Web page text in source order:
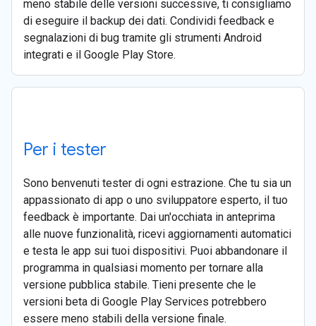
meno stabile delle versioni successive, ti consigliamo
di eseguire il backup dei dati. Condividi feedback e
segnalazioni di bug tramite gli strumenti Android
integrati e il Google Play Store.
Per i tester
Sono benvenuti tester di ogni estrazione. Che tu sia un
appassionato di app o uno sviluppatore esperto, il tuo
feedback è importante. Dai un'occhiata in anteprima
alle nuove funzionalità, ricevi aggiornamenti automatici
e testa le app sui tuoi dispositivi. Puoi abbandonare il
programma in qualsiasi momento per tornare alla
versione pubblica stabile. Tieni presente che le
versioni beta di Google Play Services potrebbero
essere meno stabili della versione finale.